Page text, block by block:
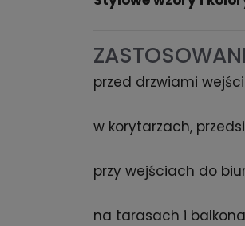
przed drzwiami
w korytarzach,
przy wejściach do
na tarasach i